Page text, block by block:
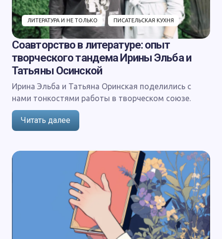
ЛИТЕРАТУРА И НЕ ТОЛЬКО ПИСАТЕЛЬСКАЯ КУХНЯ
Соавторство в литературе: опыт
творческого тандема Ирины Эльба и
Татьяны Осинской
Ирина Эльба и Татьяна Оринская поделились с
нами тонкостями работы в творческом союзе.
Читать далее